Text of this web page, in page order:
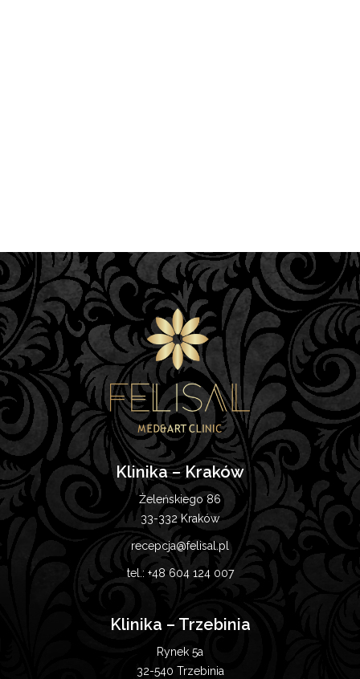
Klinika – Kraków
Żeleńskiego 86
33-332 Kraków
recepcja@felisal.pl
tel.: +48 604 124 007
Klinika – Trzebinia
Rynek 5a
32-540 Trzebinia